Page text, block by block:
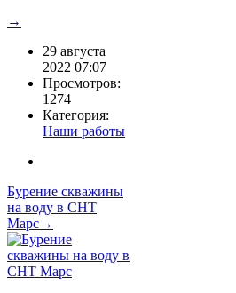
→
29 августа
2022 07:07
Просмотров:
1274
Категория:
Наши работы
Бурение скважины
на воду в СНТ
Марс→